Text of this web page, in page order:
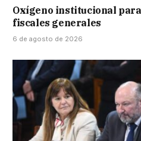
Oxígeno institucional
fiscales generales
6 de agosto de 2026